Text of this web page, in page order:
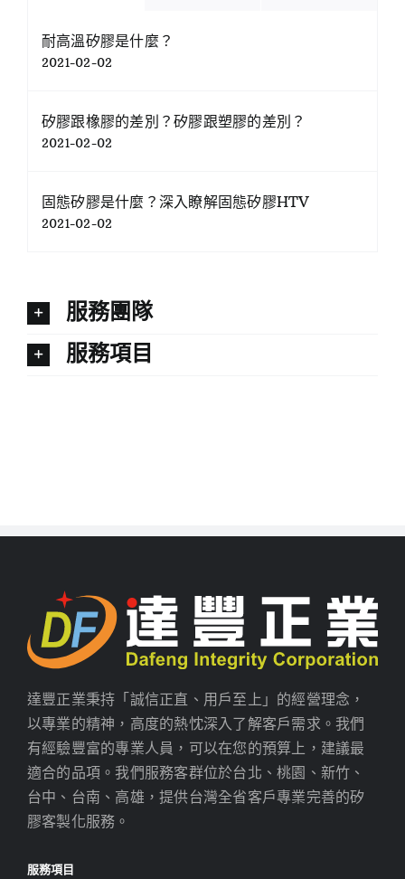
耐高溫矽膠是什麼？
2021-02-02
矽膠跟橡膠的差別？矽膠跟塑膠的差別？
2021-02-02
固態矽膠是什麼？深入瞭解固態矽膠HTV
2021-02-02
服務團隊
服務項目
達豐正業秉持「誠信正直、用戶至上」的經營理念，
以專業的精神，高度的熱忱深入了解客戶需求。我們
有經驗豐富的專業人員，可以在您的預算上，建議最
適合的品項。我們服務客群位於台北、桃園、新竹、
台中、台南、高雄，提供台灣全省客戶專業完善的矽
膠客製化服務。
服務項目